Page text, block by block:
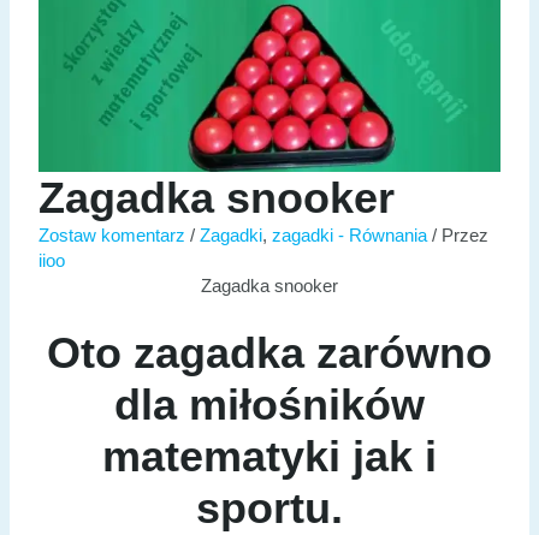
Zagadka snooker
Zostaw komentarz / Zagadki, zagadki - Równania/ Przez
iioo
Zagadka snooker
Oto zagadka zarówno
dla miłośników
matematyki jak i
sportu.